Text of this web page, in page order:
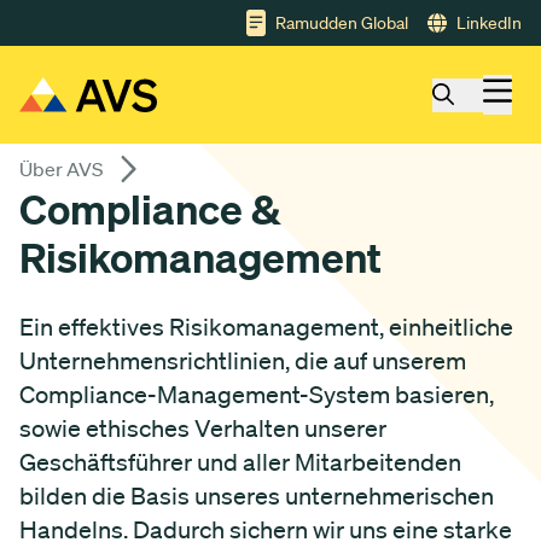
Ramudden Global LinkedIn
Über AVS
Compliance &
Risikomanagement
Ein effektives Risikomanagement, einheitliche
Unternehmensrichtlinien, die auf unserem
Compliance-Management-System basieren,
sowie ethisches Verhalten unserer
Geschäftsführer und aller Mitarbeitenden
bilden die Basis unseres unternehmerischen
Handelns. Dadurch sichern wir uns eine starke